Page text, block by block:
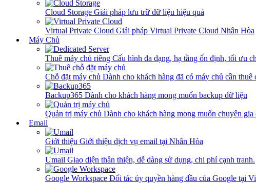
Cloud Storage Giải pháp lưu trữ dữ liệu hiệu quả
Virtual Private Cloud Giải pháp Virtual Private Cloud Nhân Hòa
Máy Chủ
Thuê máy chủ riêng Cấu hình đa dạng, hạ tầng ổn định, tối ưu
Chỗ đặt máy chủ Dành cho khách hàng đã có máy chủ cần
Backup365 Dành cho khách hàng mong muốn backup dữ liệu
Quản trị máy chủ Dành cho khách hàng mong muốn chuyên
Email
Giới thiệu Giới thiệu dịch vụ email tại Nhân Hòa
Umail Giao diện thân thiện, dễ dàng sử dụng, chi phí cạnh tranh.
Google Workspace Đối tác ủy quyền hàng đầu của Google tại